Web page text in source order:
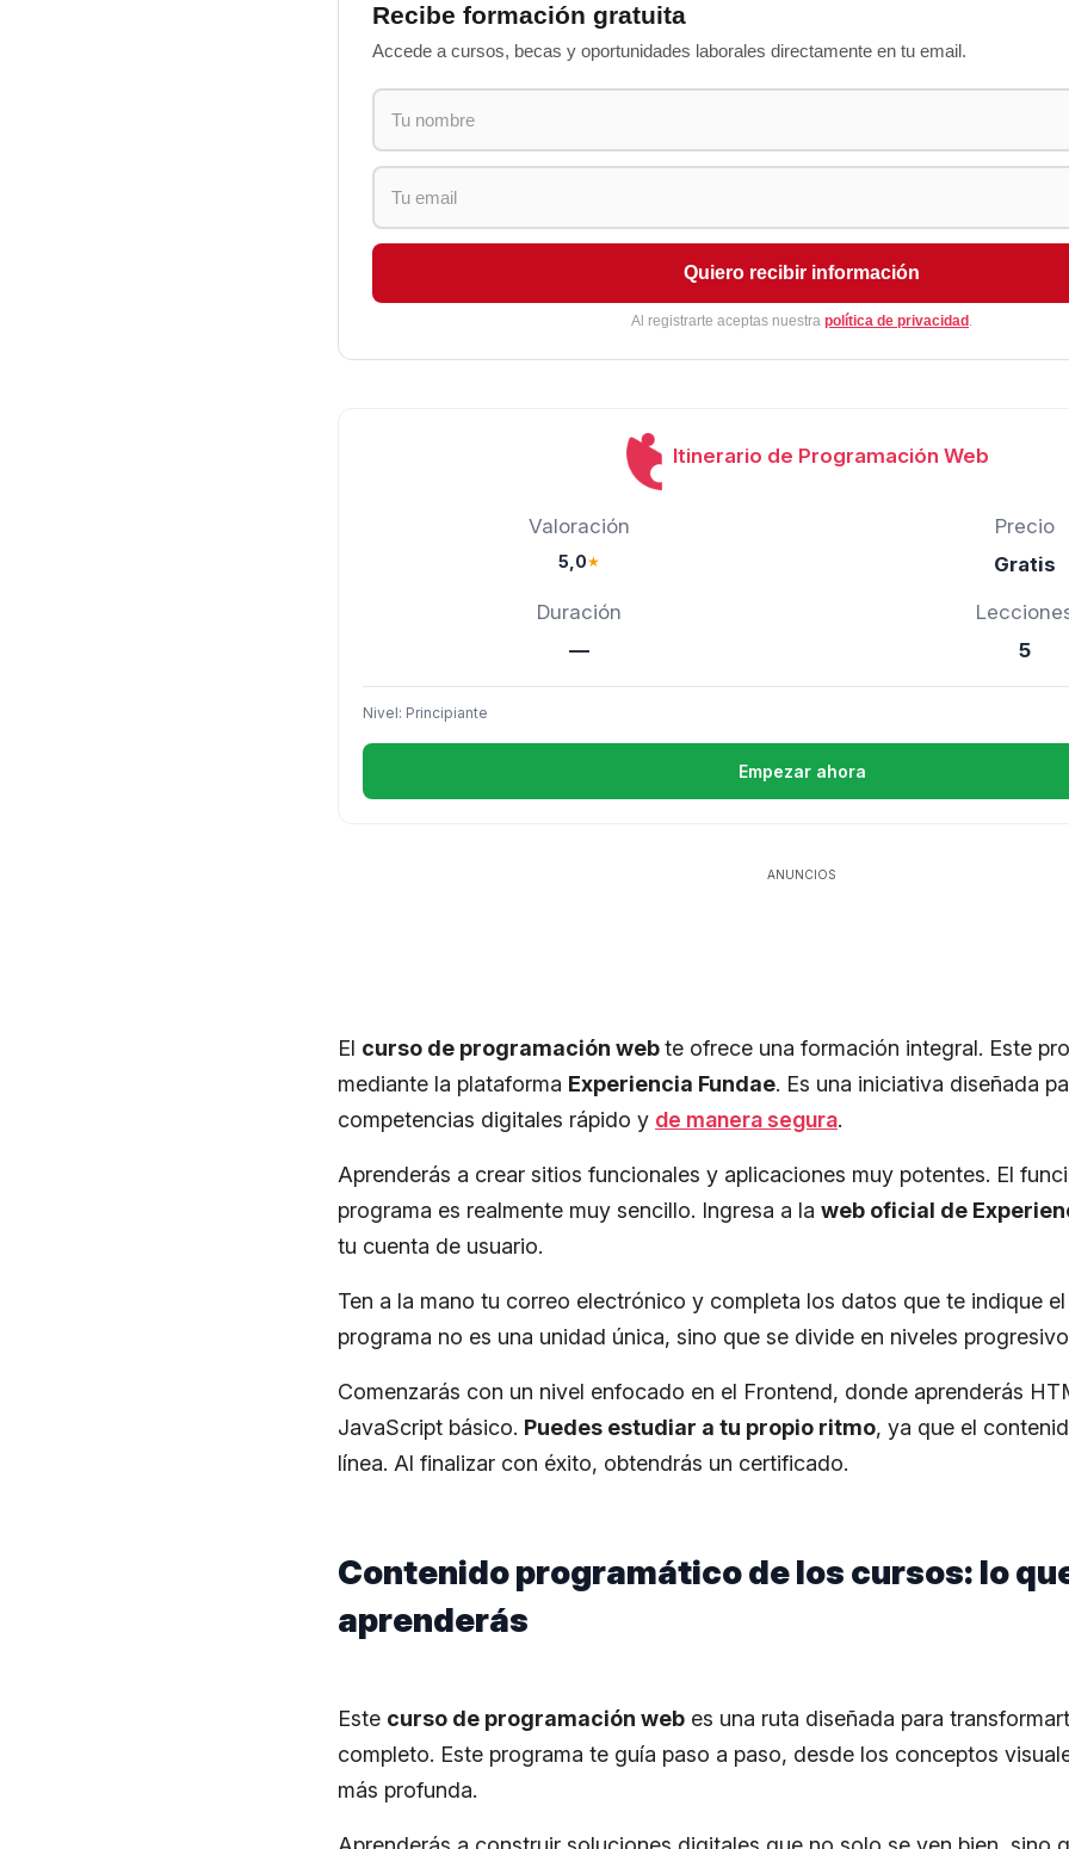
Recibe formación gratuita
Accede a cursos, becas y oportunidades laborales directamente en tu email.
Quiero recibir información
Al registrarte aceptas nuestra política de privacidad .
Itinerario de Programación Web
Valoración
5,0★
Precio
Gratis
Duración
—
5
Nivel: Principiante
Empezar ahora
ANUNCIOS
El curso de programación webte ofrece una formación integral. Este
mediante la plataforma Experiencia Fundae. Es una iniciativa diseñada
competencias digitales rápido y de manera segura.
Aprenderás a crear sitios funcionales y aplicaciones muy potentes. El
programa es realmente muy sencillo. Ingresa a la web oficial de
tu cuenta de usuario.
Ten a la mano tu correo electrónico y completa los datos que te indique el
programa no es una unidad única, sino que se divide en niveles
Comenzarás con un nivel enfocado en el Frontend, donde aprenderás
JavaScript básico. Puedes estudiar a tu propio ritmo, ya que el
línea. Al finalizar con éxito, obtendrás un certificado.
Contenido programático de los cursos: lo
aprenderás
Este curso de programación web es una ruta diseñada para
completo. Este programa te guía paso a paso, desde los conceptos
más profunda.